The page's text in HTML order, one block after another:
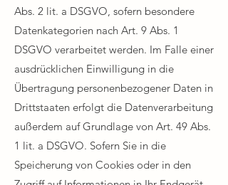
Abs. 2 lit. a DSGVO, sofern besondere
Datenkategorien nach Art. 9 Abs. 1
DSGVO verarbeitet werden. Im Falle einer
ausdrücklichen Einwilligung in die
Übertragung personenbezogener Daten in
Drittstaaten erfolgt die Datenverarbeitung
außerdem auf Grundlage von Art. 49 Abs.
1 lit. a DSGVO. Sofern Sie in die
Speicherung von Cookies oder in den